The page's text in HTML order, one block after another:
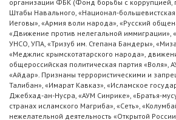
организации ФБК (Фонд борьбы с коррупцией,
Штабы Навального, «Национал-
Иеговы», «Армия воли народа», «Русский
«Движение против нелегальной иммиграции»,
УНСО, УПА, «Тризуб им. Степана Бандеры»,
«Меджлис крымскотатарского народа»,
общероссийская политическая партия «Воля»,
«Айдар». Признаны террористическими и
Талибан», «Имарат Кавказ», «Исламское
Джебхад-ан-Нусра, «АУМ Синрике», «Братья-
странах исламского Магриба», «Сеть»,
нежелательной деятельность «Открытой